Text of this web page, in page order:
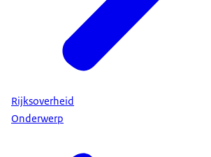
Rijksoverheid
Onderwerp